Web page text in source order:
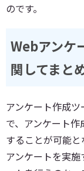
のです。
Webアンケ
関してまと
アンケート作成
で、アンケート
することが可能と
アンケートを実